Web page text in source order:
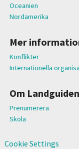
Oceanien
Nordamerika
Mer
Konflikter
Internationella
Om Landguiden
Prenumerera
Skola
Cookie Settings